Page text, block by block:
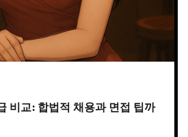
비교: 합법적 채용과 면접 팁까